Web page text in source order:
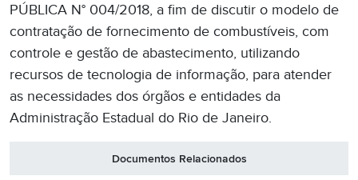
PÚBLICA N° 004/2018, a fim de discutir o modelo de
contratação de fornecimento de combustíveis, com
controle e gestão de abastecimento, utilizando
recursos de tecnologia de informação, para atender
as necessidades dos órgãos e entidades da
Administração Estadual do Rio de Janeiro.
Documentos Relacionados